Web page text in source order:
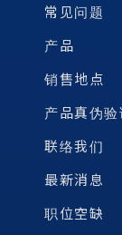
常见问题
产品
销售地点
产品真伪验
联络我们
最新消息
职位空缺